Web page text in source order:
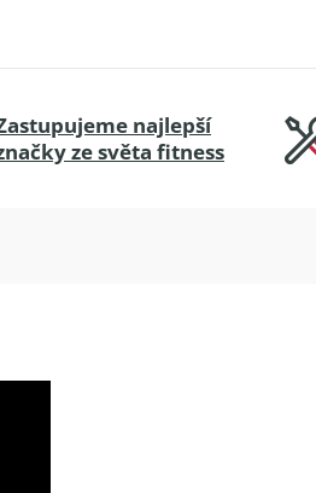
najlepší
ze světa fitness